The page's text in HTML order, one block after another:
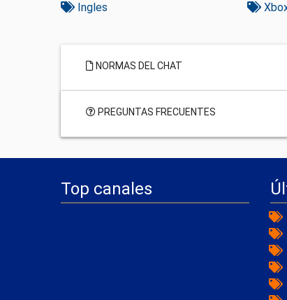
Ingles
NORMAS DEL CHAT
PREGUNTAS FRECUENTES
Top canales